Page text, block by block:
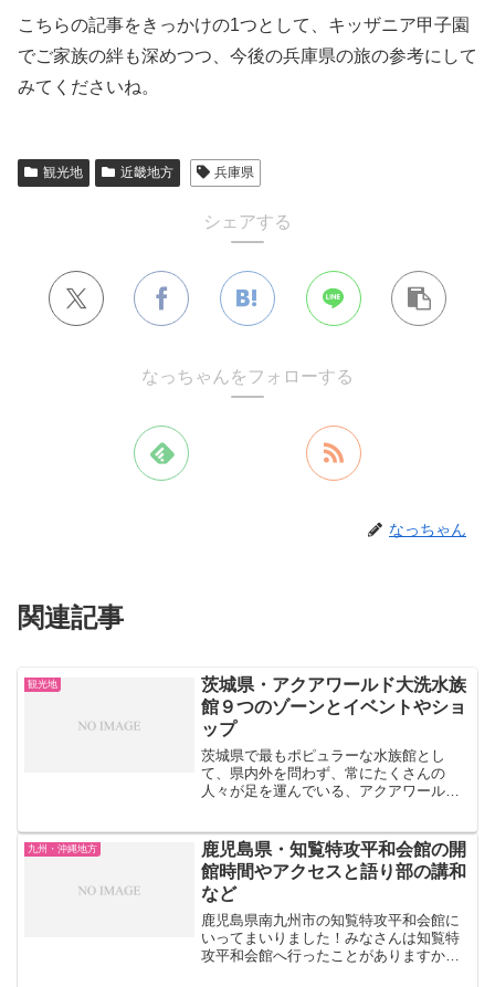
こちらの記事をきっかけの1つとして、キッザニア甲子園
でご家族の絆も深めつつ、今後の兵庫県の旅の参考にして
みてくださいね。
観光地 近畿地方 兵庫県
シェアする
なっちゃんをフォローする
なっちゃん
関連記事
観光地
茨城県・アクアワールド大洗水族
館９つのゾーンとイベントやショ
ップ
茨城県で最もポピュラーな水族館とし
て、県内外を問わず、常にたくさんの
人々が足を運んでいる、アクアワールド
心に展開されているアクアワールドの中
でも、多種多様なサメと、広大...
九州・沖縄地方
鹿児島県・知覧特攻平和会館の開
館時間やアクセスと語り部の講和
など
鹿児島県南九州市の知覧特攻平和会館に
いってまいりました！みなさんは知覧特
攻平和会館へ行ったことがありますか？